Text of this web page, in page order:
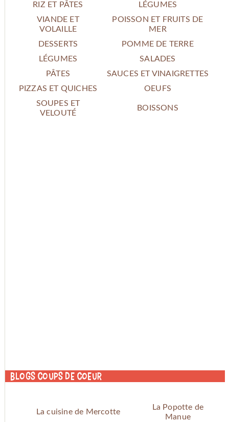
RIZ ET PÂTES
LÉGUMES
VIANDE ET
VOLAILLE
POISSON ET FRUITS DE
MER
DESSERTS
POMME DE TERRE
LÉGUMES
SALADES
PÂTES
SAUCES ET VINAIGRETTES
PIZZAS ET QUICHES
OEUFS
SOUPES ET
VELOUTÉ
BOISSONS
Blogs coups de coeur
La cuisine de Mercotte
La Popotte de
Manue